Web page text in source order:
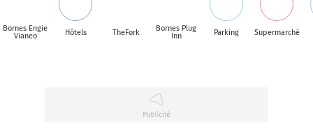
Bornes Engie
Vianeo
Hôtels TheFork
Bornes Plug
Inn
Parking Supermarché